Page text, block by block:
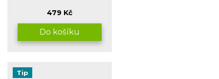
je
5,0
z
5
479 Kč
Do košíku
Tip